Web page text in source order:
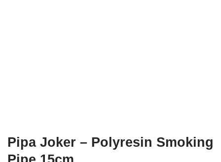
Pipa Joker – Polyresin Smoking